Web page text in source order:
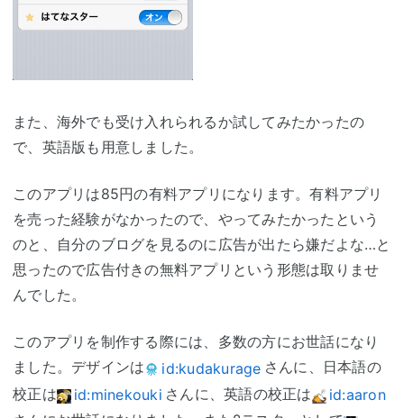
また、海外でも受け入れられるか試してみたかったの
で、英語版も用意しました。
このアプリは85円の有料アプリになります。有料アプリ
を売った経験がなかったので、やってみたかったという
のと、自分のブログを見るのに広告が出たら嫌だよな…と
思ったので広告付きの無料アプリという形態は取りませ
んでした。
このアプリを制作する際には、多数の方にお世話になり
ました。デザインは
id:kudakurage さんに、日本語の
校正は
id:minekouki さんに、英語の校正は
id:aaron